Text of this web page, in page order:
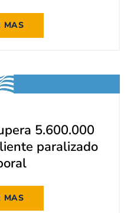
MAS
5.600.000
paralizado
MAS